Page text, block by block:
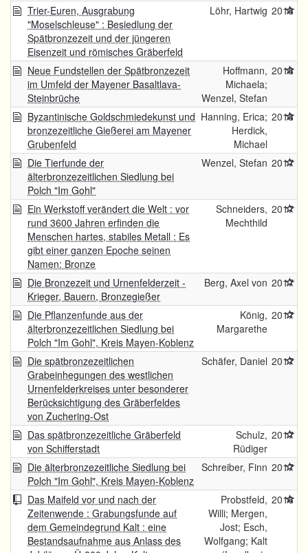
Trier-Euren, Ausgrabung
"Moselschleuse" : Besiedlung der
Spätbronzezeit und der jüngeren
Eisenzeit und römisches Gräberfeld
Löhr, Hartwig 2018
Neue Fundstellen der Spätbronzezeit
im Umfeld der Mayener Basaltlava-
Steinbrüche
Hoffmann,
Michaela;
Wenzel, Stefan
2018
Byzantinische Goldschmiedekunst und
bronzezeitliche Gießerei am Mayener
Grubenfeld
Hanning, Erica;
Herdick,
Michael
2018
Die Tierfunde der
älterbronzezeitlichen Siedlung bei
Polch "Im Gohl"
Wenzel, Stefan 2017
Ein Werkstoff verändert die Welt : vor
rund 3600 Jahren erfinden die
Menschen hartes, stabiles Metall : Es
gibt einer ganzen Epoche seinen
Namen: Bronze
Schneiders,
Mechthild
2017
Die Bronzezeit und Urnenfelderzeit -
Krieger, Bauern, Bronzegießer
Berg, Axel von 2017
Die Pflanzenfunde aus der
älterbronzezeitlichen Siedlung bei
Polch "Im Gohl", Kreis Mayen-Koblenz
König,
Margarethe
2017
Die spätbronzezeitlichen
Grabeinhegungen des westlichen
Urnenfelderkreises unter besonderer
Berücksichtigung des Gräberfeldes
von Zuchering-Ost
Schäfer, Daniel 2017
Das spätbronzezeitliche Gräberfeld
von Schifferstadt
Schulz,
Rüdiger
2017
Die älterbronzezeitliche Siedlung bei
Polch "Im Gohl", Kreis Mayen-Koblenz
Schreiber, Finn 2017
Das Maifeld vor und nach der
Zeitenwende : Grabungsfunde auf
dem Gemeindegrund Kalt : eine
Bestandsaufnahme aus Anlass des
Probstfeld,
Willi; Mergen,
Jost; Esch,
Wolfgang; Kalt
2016